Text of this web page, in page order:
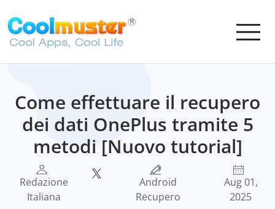
Come effettuare il recupero
dei dati OnePlus tramite 5
metodi [Nuovo tutorial]
Redazione
Italiana
Android
Recupero
Aug 01,
2025